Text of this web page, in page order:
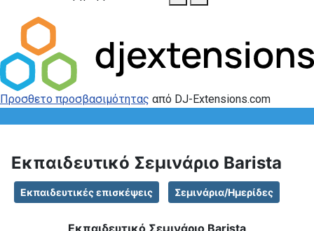
Προσθετο προσβασιμότητας από DJ-Extensions.com
Εκπαιδευτικό Σεμινάριο Barista
Εκπαιδευτικές επισκέψεις Σεμινάρια/Ημερίδες
Εκπαιδευτικό Σεμινάριο Barista